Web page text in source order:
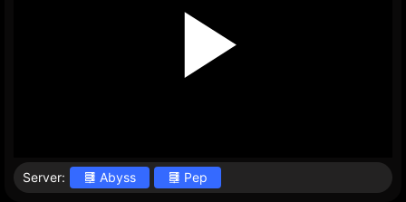
Server: Abyss Pep